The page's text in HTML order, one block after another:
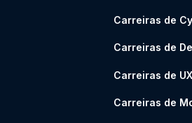
Carreiras de
Carreiras de
Carreiras de
Carreiras de